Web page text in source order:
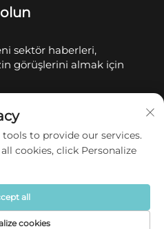
sektör haberleri,
görüşlerini almak için
Qianyue Seramik Sanayi
politikası
to provide our services.
cookies, click Personalize
cookies
all